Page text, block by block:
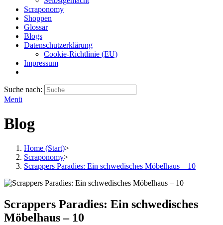
Scraponomy
Shoppen
Glossar
Blogs
Datenschutzerklärung
Cookie-Richtlinie (EU)
Impressum
Suche nach:
Menü
Blog
Home (Start)>
Scraponomy>
Scrappers Paradies: Ein schwedisches Möbelhaus – 10
Scrappers Paradies: Ein schwedisches
Möbelhaus – 10